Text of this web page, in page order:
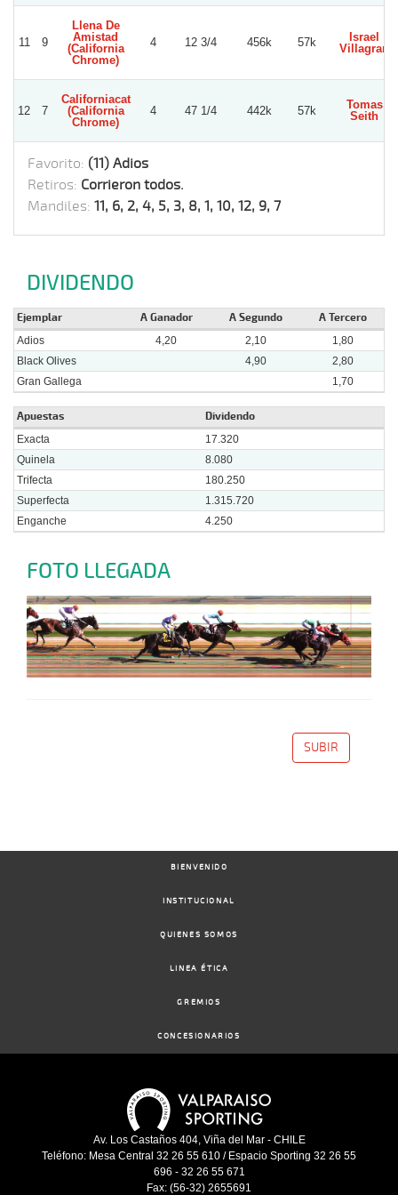
11 9
Llena De
Amistad
(California
Chrome)
4 12 3/4 456k 57k
Israel
Villagran
12 7
Californiacat
(California
Chrome)
4 47 1/4 442k 57k
Tomas
Seith
Favorito: (11) Adios
Retiros: Corrieron todos.
Mandiles: 11, 6, 2, 4, 5, 3, 8, 1, 10, 12, 9, 7
DIVIDENDO
Ejemplar A Ganador A Segundo A Tercero
Adios 4,20 2,10
1,80
Black Olives
4,90
2,80
Gran Gallega
1,70
Apuestas Dividendo
Exacta
17.320
Quinela
8.080
Trifecta
180.250
Superfecta
1.315.720
Enganche
4.250
FOTO LLEGADA
SUBIR
BIENVENIDO
INSTITUCIONAL
QUIENES SOMOS
LINEA ÉTICA
GREMIOS
CONCESIONARIOS
Av. Los Castaños 404, Viña del Mar - CHILE
Teléfono: Mesa Central 32 26 55 610 / Espacio Sporting 32 26 55
696 - 32 26 55 671
Fax: (56-32) 2655691